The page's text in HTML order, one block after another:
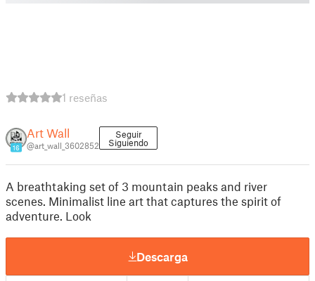
1 reseñas
16
Art Wall
@art_wall_3602852
Seguir
Siguiendo
A breathtaking set of 3 mountain peaks and river
scenes. Minimalist line art that captures the spirit of
adventure. Look
Descarga